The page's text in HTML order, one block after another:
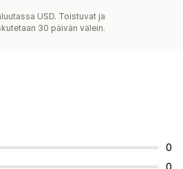
USD. Toistuvat ja
30 päivän välein.
0